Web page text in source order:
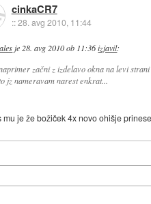
cinkaCR7
::28. avg 2010, 11:44
je28. avg 2010 ob 11:36 izjavil:
začni z izdelavo okna na levi
jz nameravam narest enkrat...
mu je že božiček 4x novo ohišje